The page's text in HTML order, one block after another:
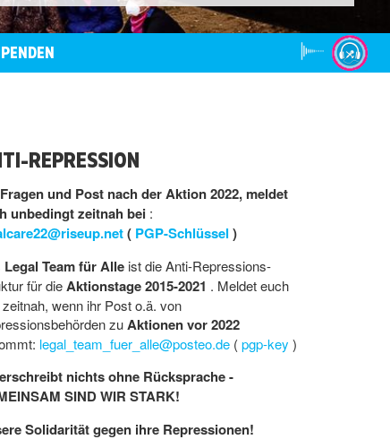
REPRESSION
Fragen und Post nach der Aktion 2022, meldet
unbedingt zeitnah bei :
( PGP-Schlüssel )
Legal Team für Alle ist die Anti-Repressions-
für dieAktionstage 2015-2021 . Meldet euch
wenn ihr Post o.ä. von
zuAktionen vor 2022
legal_team_fuer_alle@posteo.de (pgp-key )
nichts ohne Rücksprache -
SIND WIR STARK!
Solidarität gegen ihre Repressionen!